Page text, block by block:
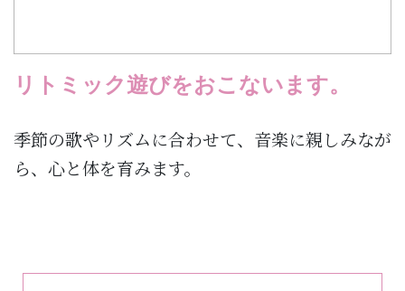
リトミック遊びをおこないます。
季節の歌やリズムに合わせて、音楽に親しみなが
ら、心と体を育みます。